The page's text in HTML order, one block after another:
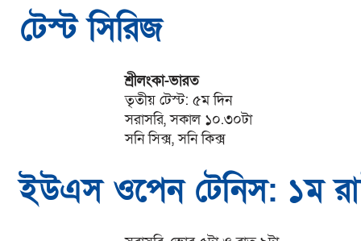
টেস্ট সিরিজ
শ্রীলংকা-ভারত
তৃতীয় টেস্ট: ৫ম দিন
সরাসরি, সকাল ১০.৩০টা
সনি সিক্স, সনি কিক্স
ইউএস ওপেন টেনিস: ১ম